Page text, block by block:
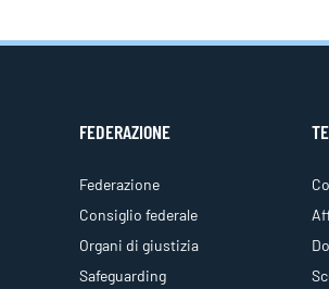
FEDERAZIONE
Federazione
Consiglio federale
Organi di giustizia
Safeguarding